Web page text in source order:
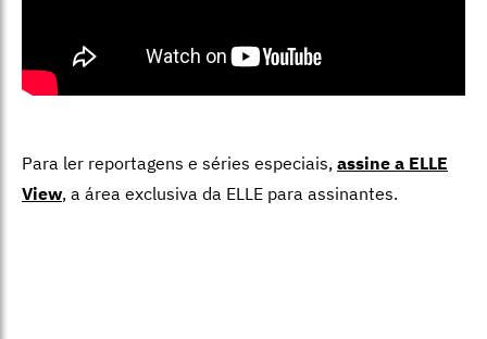
Para ler reportagens e séries especiais, assine a ELLE
View, a área exclusiva da ELLE para assinantes.